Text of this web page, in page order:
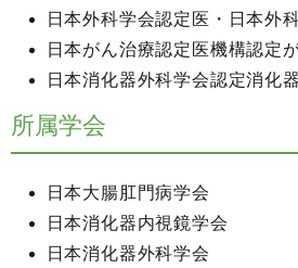
日本外科学会認定医・日本外
日本がん治療認定医機構認定
日本消化器外科学会認定消化
所属学会
日本大腸肛門病学会
日本消化器内視鏡学会
日本消化器外科学会